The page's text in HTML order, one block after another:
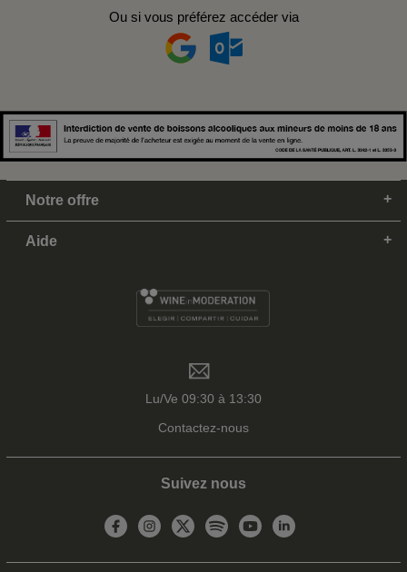
Ou si vous préférez accéder via
Notre offre
Aide
Lu/Ve 09:30 à 13:30
Contactez-nous
Suivez nous